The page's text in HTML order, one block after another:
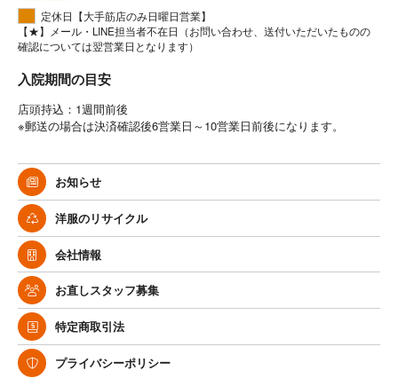
定休日【大手筋店のみ日曜日営業】
【★】メール・LINE担当者不在日（お問い合わせ、送付いただいたものの
確認については翌営業日となります）
入院期間の目安
店頭持込：1週間前後
※郵送の場合は決済確認後6営業日～10営業日前後になります。
お知らせ
洋服のリサイクル
会社情報
お直しスタッフ募集
特定商取引法
プライバシーポリシー